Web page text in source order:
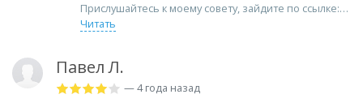
Прислушайтесь к моему совету, зайдите по ссылке:
Читать
Павел Л.
— 4 года назад